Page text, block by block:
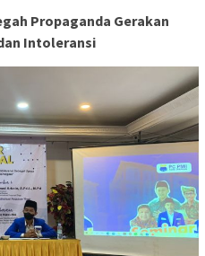
Propaganda Gerakan
Intoleransi